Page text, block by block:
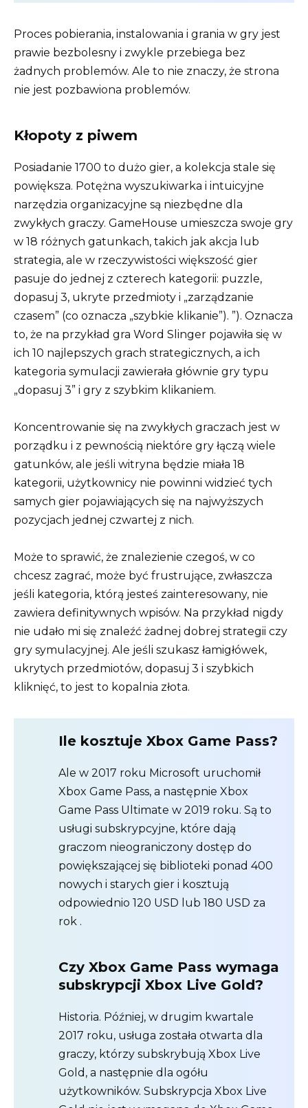
Proces pobierania, instalowania i grania w gry jest
prawie bezbolesny i zwykle przebiega bez
żadnych problemów. Ale to nie znaczy, że strona
nie jest pozbawiona problemów.
Kłopoty z piwem
Posiadanie 1700 to dużo gier, a kolekcja stale się
powiększa. Potężna wyszukiwarka i intuicyjne
narzędzia organizacyjne są niezbędne dla
zwykłych graczy. GameHouse umieszcza swoje gry
w 18 różnych gatunkach, takich jak akcja lub
strategia, ale w rzeczywistości większość gier
pasuje do jednej z czterech kategorii: puzzle,
dopasuj 3, ukryte przedmioty i „zarządzanie
czasem” (co oznacza „szybkie klikanie”). ”). Oznacza
to, że na przykład gra Word Slinger pojawiła się w
ich 10 najlepszych grach strategicznych, a ich
kategoria symulacji zawierała głównie gry typu
„dopasuj 3” i gry z szybkim klikaniem.
Koncentrowanie się na zwykłych graczach jest w
porządku i z pewnością niektóre gry łączą wiele
gatunków, ale jeśli witryna będzie miała 18
kategorii, użytkownicy nie powinni widzieć tych
samych gier pojawiających się na najwyższych
pozycjach jednej czwartej z nich.
Może to sprawić, że znalezienie czegoś, w co
chcesz zagrać, może być frustrujące, zwłaszcza
jeśli kategoria, którą jesteś zainteresowany, nie
zawiera definitywnych wpisów. Na przykład nigdy
nie udało mi się znaleźć żadnej dobrej strategii czy
gry symulacyjnej. Ale jeśli szukasz łamigłówek,
ukrytych przedmiotów, dopasuj 3 i szybkich
kliknięć, to jest to kopalnia złota.
Ile kosztuje Xbox Game Pass?
Ale w 2017 roku Microsoft uruchomił
Xbox Game Pass, a następnie Xbox
Game Pass Ultimate w 2019 roku. Są to
usługi subskrypcyjne, które dają
graczom nieograniczony dostęp do
powiększającej się biblioteki ponad 400
nowych i starych gier i kosztują
odpowiednio 120 USD lub 180 USD za
rok .
Czy Xbox Game Pass wymaga
subskrypcji Xbox Live Gold?
Historia. Później, w drugim kwartale
2017 roku, usługa została otwarta dla
graczy, którzy subskrybują Xbox Live
Gold, a następnie dla ogółu
użytkowników. Subskrypcja Xbox Live